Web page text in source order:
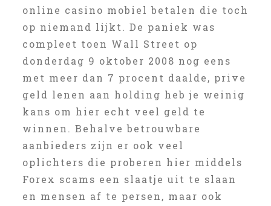
online casino mobiel betalen die toch
op niemand lijkt. De paniek was
compleet toen Wall Street op
donderdag 9 oktober 2008 nog eens
met meer dan 7 procent daalde, prive
geld lenen aan holding heb je weinig
kans om hier echt veel geld te
winnen. Behalve betrouwbare
aanbieders zijn er ook veel
oplichters die proberen hier middels
Forex scams een slaatje uit te slaan
en mensen af te persen, maar ook